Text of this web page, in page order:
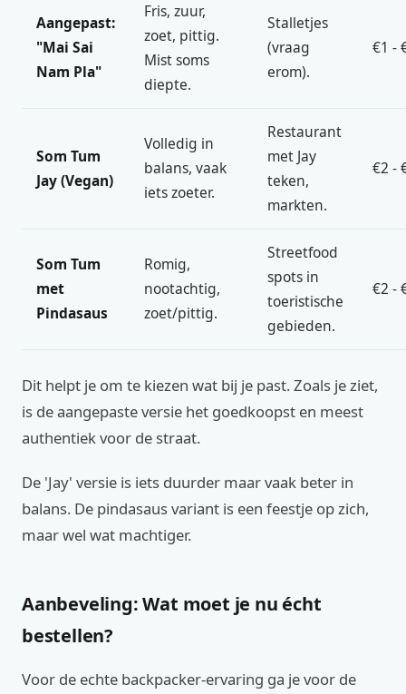
Aangepast:
"Mai Sai
Nam Pla"
Fris, zuur,
zoet, pittig.
Mist soms
diepte.
Stalletjes
(vraag
erom).
€1 -
Som Tum
Jay (Vegan)
Volledig in
balans, vaak
iets zoeter.
Restaurant
met Jay
teken,
markten.
€2 -
Som Tum
met
Pindasaus
Romig,
nootachtig,
zoet/pittig.
Streetfood
spots in
toeristische
gebieden.
€2 -
Dit helpt je om te kiezen wat bij je past. Zoals je ziet,
is de aangepaste versie het goedkoopst en meest
authentiek voor de straat.
De 'Jay' versie is iets duurder maar vaak beter in
balans. De pindasaus variant is een feestje op zich,
maar wel wat machtiger.
Aanbeveling: Wat moet je nu écht
bestellen?
Voor de echte backpacker-ervaring ga je voor de